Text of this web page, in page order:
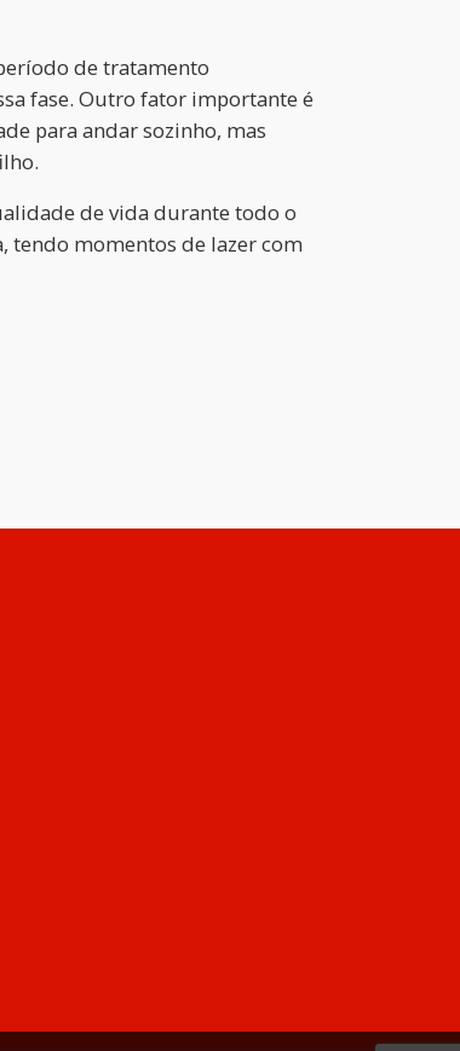
de tratamento
fase. Outro fator importante é
para andar sozinho, mas
de vida durante todo o
tendo momentos de lazer com